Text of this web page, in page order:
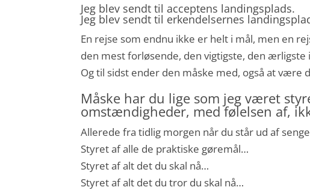
Jeg blev sendt til acceptens landingsplads.
Jeg blev sendt til erkendelsernes
En rejse som endnu ikke er helt i mål, men en
den mest forløsende, den vigtigste, den
Og til sidst ender den måske med, også at være
Måske har du lige som jeg været
omstændigheder, med følelsen af,
Allerede fra tidlig morgen når du står ud af
Styret af alle de praktiske gøremål…
Styret af alt det du skal nå…
Styret af alt det du tror du skal nå…